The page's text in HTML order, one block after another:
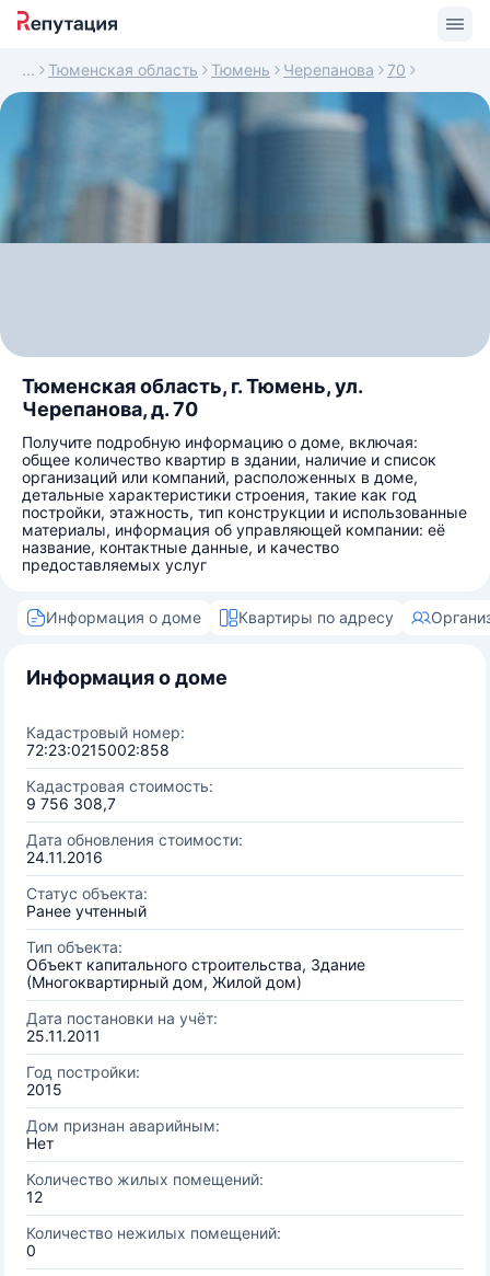
Тюменская область Тюмень Черепанова 70
Тюменская область, г. Тюмень, ул.
Черепанова, д. 70
Получите подробную информацию о доме, включая:
общее количество квартир в здании, наличие и список
организаций или компаний, расположенных в доме,
детальные характеристики строения, такие как год
постройки, этажность, тип конструкции и использованные
материалы, информация об управляющей компании: её
название, контактные данные, и качество
предоставляемых услуг
Информация о доме Квартиры по адресу
Информация о доме
Кадастровый номер:
72:23:0215002:858
Кадастровая стоимость:
9 756 308,7
Дата обновления стоимости:
24.11.2016
Статус объекта:
Ранее учтенный
Тип объекта:
Объект капитального строительства, Здание
(Многоквартирный дом, Жилой дом)
Дата постановки на учёт:
25.11.2011
Год постройки:
2015
Дом признан аварийным:
Нет
Количество жилых помещений:
12
Количество нежилых помещений:
0